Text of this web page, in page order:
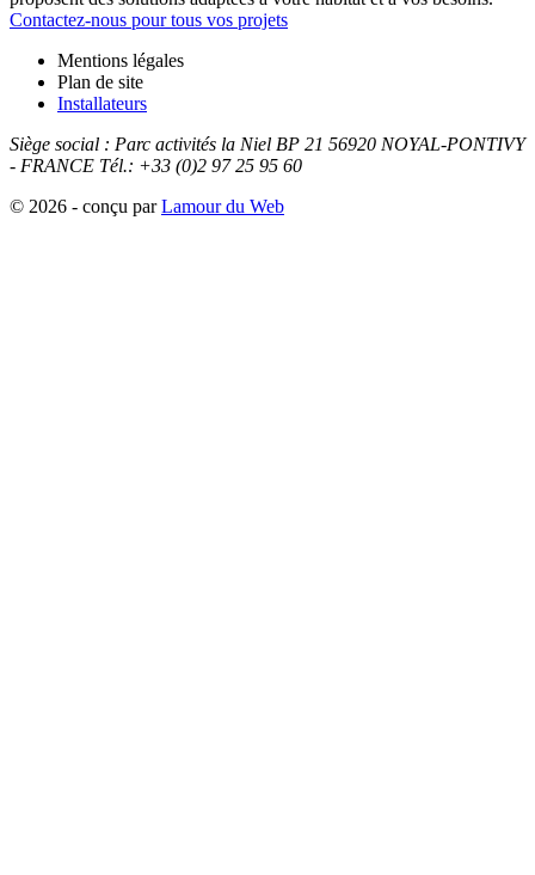
Contactez-nous pour tous vos projets
Mentions légales
Plan de site
Installateurs
Siège social : Parc activités la Niel BP 21 56920 NOYAL-PONTIVY
- FRANCE Tél.: +33 (0)2 97 25 95 60
© 2026 - conçu parLamour du Web